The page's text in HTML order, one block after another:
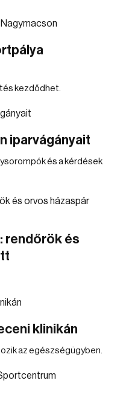
kezdődhet.
iparvágányait
és a kérdések
rendőrök és
klinikán
az egészségügyben.